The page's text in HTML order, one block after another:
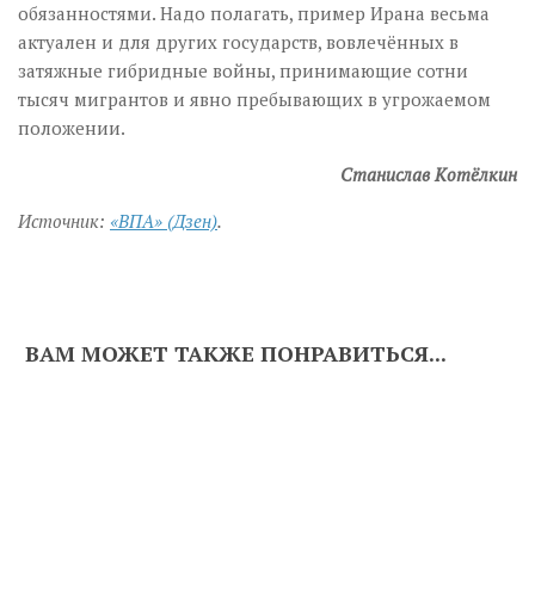
обязанностями. Надо полагать, пример Ирана весьма
актуален и для других государств, вовлечённых в
затяжные гибридные войны, принимающие сотни
тысяч мигрантов и явно пребывающих в угрожаемом
положении.
Станислав Котёлкин
Источник: «ВПА» (Дзен).
ВАМ МОЖЕТ ТАКЖЕ ПОНРАВИТЬСЯ...